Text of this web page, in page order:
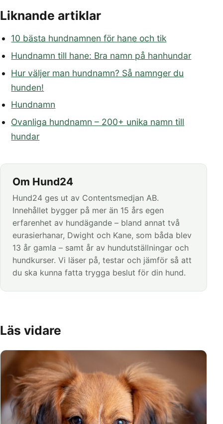
Liknande artiklar
10 bästa hundnamnen för hane och tik
Hundnamn till hane: Bra namn på hanhundar
Hur väljer man hundnamn? Så namnger du
hunden!
Hundnamn
Ovanliga hundnamn – 200+ unika namn till
hundar
Om Hund24
Hund24 ges ut av Contentsmedjan AB.
Innehållet bygger på mer än 15 års egen
erfarenhet av hundägande – bland annat två
eurasierhanar, Dwight och Kane, som båda blev
13 år gamla – samt år av hundutställningar och
hundkurser. Vi läser på, testar och jämför så att
du ska kunna fatta trygga beslut för din hund.
Läs vidare